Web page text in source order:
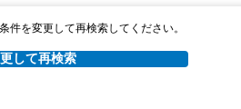
件を変更して再検索してください。
して再検索